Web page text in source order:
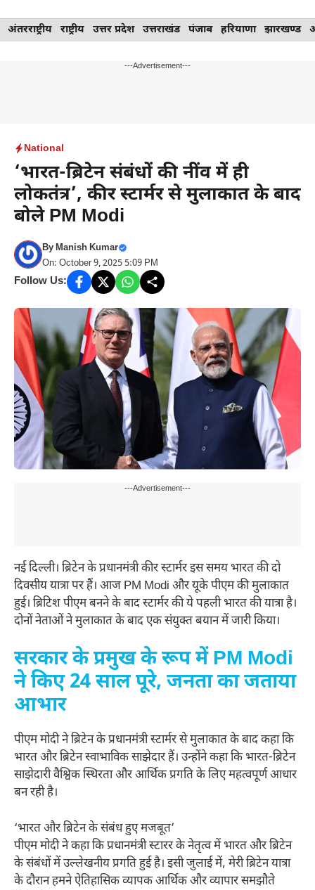
Skip
to
अंतरराष्ट्रीय राष्ट्रीय उत्तर प्रदेश उत्तराखंड पंजाब हरियाणा झारखण्ड
---Advertisement---
National
‘भारत-ब्रिटेन संबंधों की नींव में ही
लोकतंत्र’, कीर स्टार्मर से मुलाकात के बाद
बोले PM Modi
ByManish Kumar
On: October 9, 2025 5:09 PM
Follow Us:
---Advertisement---
नई दिल्ली। ब्रिटेन के प्रधानमंत्री कीर स्टार्मर इस समय भारत की दो
दिवसीय यात्रा पर हैं। आज PM Modi और यूके पीएम की मुलाकात
हुई। ब्रिटिश पीएम बनने के बाद स्टार्मर की ये पहली भारत की यात्रा है।
दोनों नेताओं ने मुलाकात के बाद एक संयुक्त बयान में जारी किया।
सरकार के प्रमुख के रूप में PM Modi
ने किए 24 साल पूरे, जनता का जताया
आभार
पीएम मोदी ने ब्रिटेन के प्रधानमंत्री स्टार्मर से मुलाकात के बाद कहा कि
भारत और ब्रिटेन स्वाभाविक साझेदार हैं। उन्होंने कहा कि भारत-ब्रिटेन
साझेदारी वैश्विक स्थिरता और आर्थिक प्रगति के लिए महत्वपूर्ण आधार
बन रही है।
‘भारत और ब्रिटेन के संबंध हुए मजबूत’
पीएम मोदी ने कहा कि प्रधानमंत्री स्टारर के नेतृत्व में भारत और ब्रिटेन
के संबंधों में उल्लेखनीय प्रगति हुई है। इसी जुलाई में, मेरी ब्रिटेन यात्रा
के दौरान हमने ऐतिहासिक व्यापक आर्थिक और व्यापार समझौते